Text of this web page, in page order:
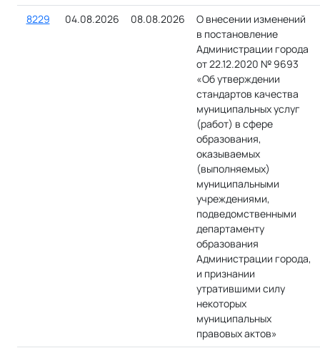
8229
04.08.2026 08.08.2026
О внесении изменений
в постановление
Администрации города
от 22.12.2020 № 9693
«Об утверждении
стандартов качества
муниципальных услуг
(работ) в сфере
образования,
оказываемых
(выполняемых)
муниципальными
учреждениями,
подведомственными
департаменту
образования
Администрации города,
и признании
утратившими силу
некоторых
муниципальных
правовых актов»